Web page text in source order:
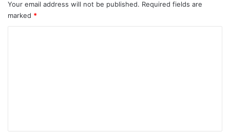
Your email address will not be published. Required fields are
marked *